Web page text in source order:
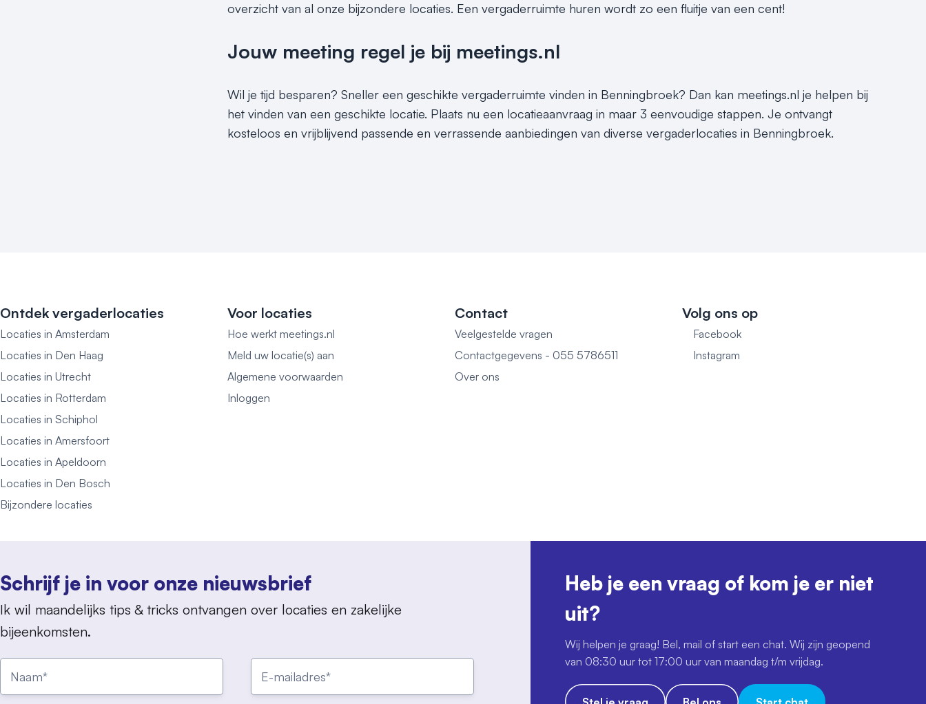
overzicht van al onze bijzondere locaties. Een vergaderruimte huren wordt zo een fluitje van een cent!
Jouw meeting regel je bij meetings.nl
Wil je tijd besparen? Sneller een geschikte vergaderruimte vinden in Benningbroek? Dan kan meetings.nl je helpen bij
het vinden van een geschikte locatie. Plaats nu een locatieaanvraag in maar 3 eenvoudige stappen. Je ontvangt
kosteloos en vrijblijvend passende en verrassende aanbiedingen van diverse vergaderlocaties in Benningbroek.
Ontdek vergaderlocaties
Locaties in Amsterdam
Locaties in Den Haag
Locaties in Utrecht
Locaties in Rotterdam
Locaties in Schiphol
Locaties in Amersfoort
Locaties in Apeldoorn
Locaties in Den Bosch
Bijzondere locaties
Voor locaties
Hoe werkt meetings.nl
Meld uw locatie(s) aan
Algemene voorwaarden
Inloggen
Contact
Veelgestelde vragen
Contactgegevens - 055 5786511
Over ons
Volg ons op
Facebook
Instagram
Schrijf je in voor onze nieuwsbrief
Ik wil maandelijks tips & tricks ontvangen over locaties en zakelijke
bijeenkomsten.
Heb je een vraag of kom je er niet
uit?
Wij helpen je graag! Bel, mail of start een chat. Wij zijn geopend
van 08:30 uur tot 17:00 uur van maandag t/m vrijdag.